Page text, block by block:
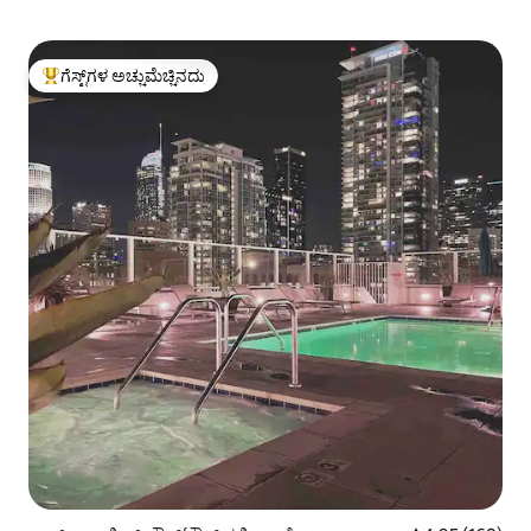
ಗೆಸ್ಟ್‌ಗಳಿಗೆ ಅತಿ ಹೆಚ್ಚು ಅಚ್ಚುಮೆಚ್ಚಿನದು
ಗೆಸ್ಟ್‌ಗಳ ಅಚ್ಚುಮೆಚ್ಚಿನದು